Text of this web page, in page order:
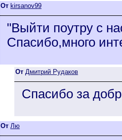
От kirsanov99
"Выйти поутру с
Спасибо,много
От Дмитрий Рудаков
Спасибо за
От Лю